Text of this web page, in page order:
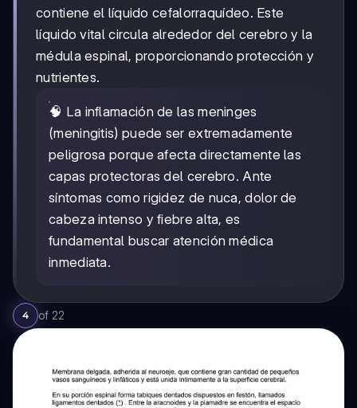
contiene el líquido cefalorraquídeo. Este
líquido vital circula alrededor del cerebro y la
médula espinal, proporcionando protección y
nutrientes.
🧠 La inflamación de las meninges
(meningitis) puede ser extremadamente
peligrosa porque afecta directamente las
capas protectoras del cerebro. Ante
síntomas como rigidez de nuca, dolor de
cabeza intenso y fiebre alta, es
fundamental buscar atención médica
inmediata.
4 of 22